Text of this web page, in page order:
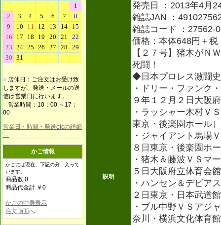
■ 店休日：ご注文はお受け致
しますが、発送・メールの送
信は営業日に行います。
■ 営業時間：10：00.～17：
00
営業日・時間・発送etcの詳細
→
かご情報
かごには現在、下記の分、入って
います。
商品数 0
商品代金計 ￥0
かごの中身表示
注文画面へ
説明
発売日 ：2013年4月
雑誌JAN ：
雑誌コード ：27562-
価格：本体648円＋税
【２７号】猪木がＮ
死闘！
◆日本プロレス激闘史
・ドリー・ファンク
９年１２月２日大阪
・ラッシャー木村Ｖ
東京・後楽園ホール）
・ジャイアント馬場
８日東京・後楽園ホ
・猪木＆藤波ＶＳマ
５日大阪府立体育会
・ハンセン＆デビア
２日東京・日本武道
・ブル中野ＶＳアジ
奈川・横浜文化体育